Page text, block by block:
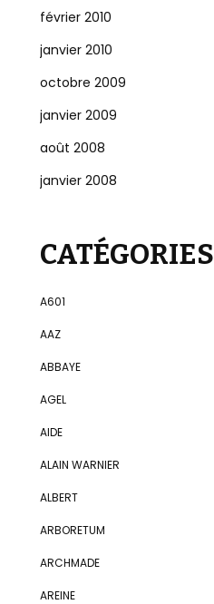
février 2010
janvier 2010
octobre 2009
janvier 2009
août 2008
janvier 2008
CATÉGORIES
A601
AAZ
ABBAYE
AGEL
AIDE
ALAIN WARNIER
ALBERT
ARBORETUM
ARCHMADE
AREINE